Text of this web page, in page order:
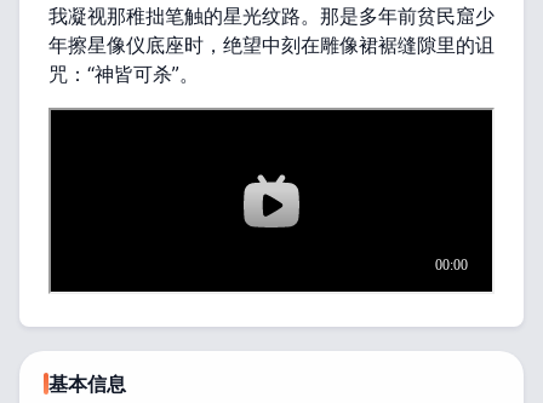
基本信息
我凝视那稚拙笔触的星光纹路。那是多年前贫民窟少
年擦星像仪底座时，绝望中刻在雕像裙裾缝隙里的诅
咒：“神皆可杀”。